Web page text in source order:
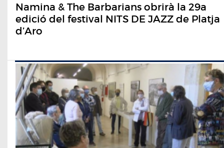
Namina & The Barbarians obrirà la 29a
edició del festival NITS DE JAZZ de Platja
d’Aro